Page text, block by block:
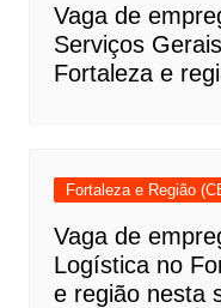
Vaga de
Serviços
Fortaleza e
Fortaleza e Região
Vaga de
Logística no
e região nesta